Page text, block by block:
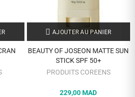
AJOUTER AU PANIER
BEAUTY OF JOSEON MATTE SUN
STICK SPF 50+
PRODUITS COREENS
229,00 MAD